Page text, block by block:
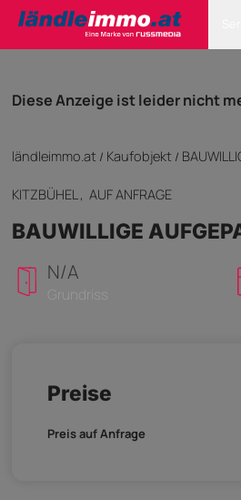
Diese Anzeige ist leider nicht
ländleimmo.at / Kaufobjekt /
KITZBÜHEL , AUF ANFRAGE
BAUWILLIGE
N/A
Grundriss
Preise
Preis auf Anfrage